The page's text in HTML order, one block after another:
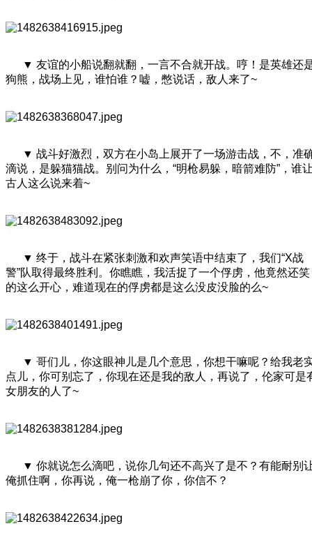
▼ 友谊的小船说翻就翻，一言不合就开战。哼！是英雄还
狗熊，战场上见，谁怕谁？嘘，憋说话，敌人来了~
▼ 战斗好激烈，双方在小岛上展开了一场游击战，不，准
滴说，是躲猫猫战。别问为什么，“明枪易躲，暗箭难防”，谁
古人这么说来着~
▼ 终于，战斗在紧张刺激和欢声笑语中结束了，我们“X战
警”队取得最终胜利。你瞧瞧，我活捉了一个俘虏，他竟然还笑
的这么开心，难道现在的俘虏都是这么没皮没脸的么~
▼ 哥们儿，你这眼神儿是几个意思，你想干嘛呢？给我老
点儿，你可别忘了，你现在还是我的敌人，再说了，伦家可是
女朋友的人了~
▼ 你就说怎么滴吧，说你几句还不高兴了是不？有能耐别
俺抓住啊，你再说，俺一枪崩了你，你信不？